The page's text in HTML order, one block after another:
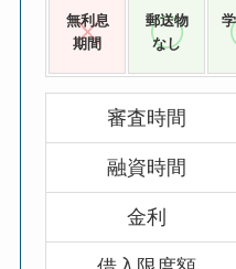
無利息
期間
郵送物
なし
審査時間
融資時間
金利